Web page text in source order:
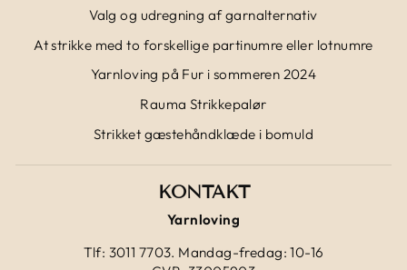
Valg og udregning af garnalternativ
At strikke med to forskellige partinumre eller lotnumre
Yarnloving på Fur i sommeren 2024
Rauma Strikkepalør
Strikket gæstehåndklæde i bomuld
KONTAKT
Yarnloving
Tlf: 3011 7703. Mandag-fredag: 10-16